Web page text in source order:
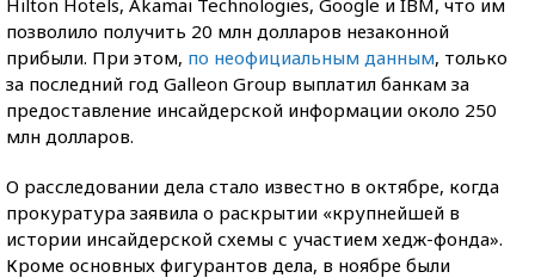
Hilton Hotels, Akamai Technologies, Google и IBM, что им
позволило получить 20 млн долларов незаконной
прибыли. При этом, по неофициальным данным, только
за последний год Galleon Group выплатил банкам за
предоставление инсайдерской информации около 250
млн долларов.
О расследовании дела стало известно в октябре, когда
прокуратура заявила о раскрытии «крупнейшей в
истории инсайдерской схемы с участием хедж-фонда».
Кроме основных фигурантов дела, в ноябре были